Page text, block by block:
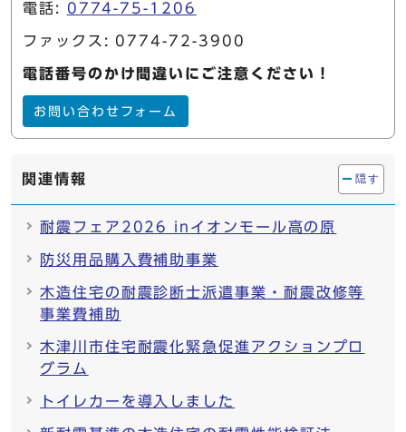
電話: 0774-75-1206
ファックス: 0774-72-3900
電話番号のかけ間違いにご注意ください！
お問い合わせフォーム
関連情報 隠す
耐震フェア2026 inイオンモール高の原
防災用品購入費補助事業
木造住宅の耐震診断士派遣事業・耐震改修等
事業費補助
木津川市住宅耐震化緊急促進アクションプロ
グラム
トイレカーを導入しました